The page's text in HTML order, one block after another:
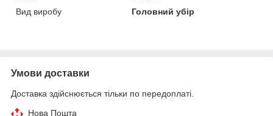
Вид виробу
Головний убір
Умови доставки
Доставка здійснюється тільки по передоплаті.
Нова Пошта